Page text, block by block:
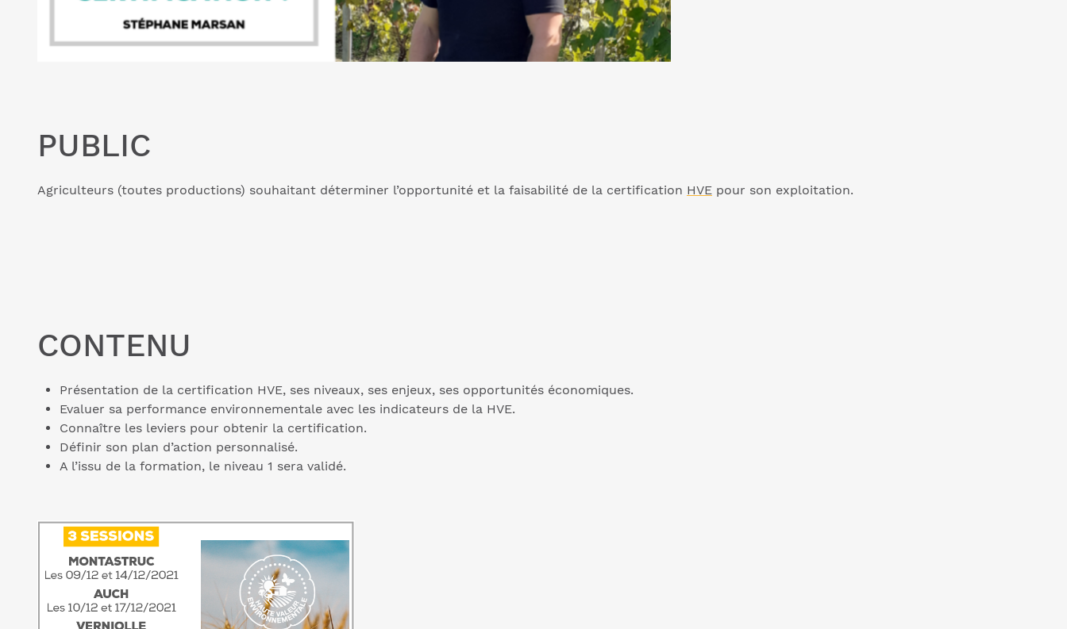
PUBLIC
Agriculteurs (toutes productions) souhaitant déterminer l’opportunité et la faisabilité de la certification HVE pour son exploitation.
CONTENU
Présentation de la certification HVE, ses niveaux, ses enjeux, ses opportunités économiques.
Evaluer sa performance environnementale avec les indicateurs de la HVE.
Connaître les leviers pour obtenir la certification.
Définir son plan d’action personnalisé.
A l’issu de la formation, le niveau 1 sera validé.